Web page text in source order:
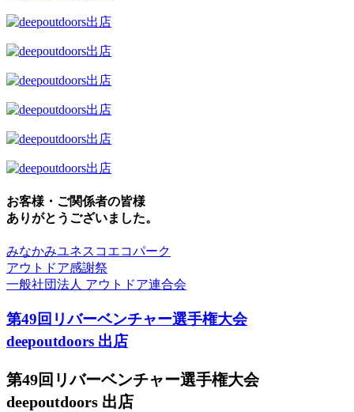
お客様・ご関係者の皆様
ありがとうございました。
みなかみユネスコエコパーク
アウトドア感謝祭
一般社団法人 アウトドア連合会
第49回リバーベンチャー選手権大会
deepoutdoors 出店
第49回リバーベンチャー選手権大会
deepoutdoors 出店